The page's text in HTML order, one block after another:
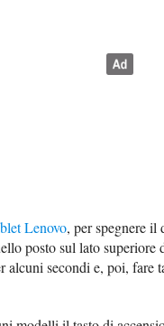
Lenovo, per spegnere il
posto sul lato superiore
alcuni secondi e, poi, fare